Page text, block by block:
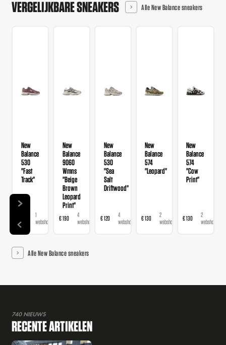
VERGELIJKBARE SNEAKERS Alle New Balance sneakers
New
Balance
530
"Fast
Track"
1
webshop
New
Balance
9060
Wmns
"Beige
Brown
Leopard
Print"
€ 190
4
webshops
New
Balance
530
"Sea
Salt
Driftwood"
€ 120
4
webshops
New
Balance
574
"Leopard"
€ 130
2
webshops
New
Balance
574
"Cow
Print"
€ 130
2
webshops
Alle New Balance sneakers
740 NIEUWS
RECENTE ARTIKELEN